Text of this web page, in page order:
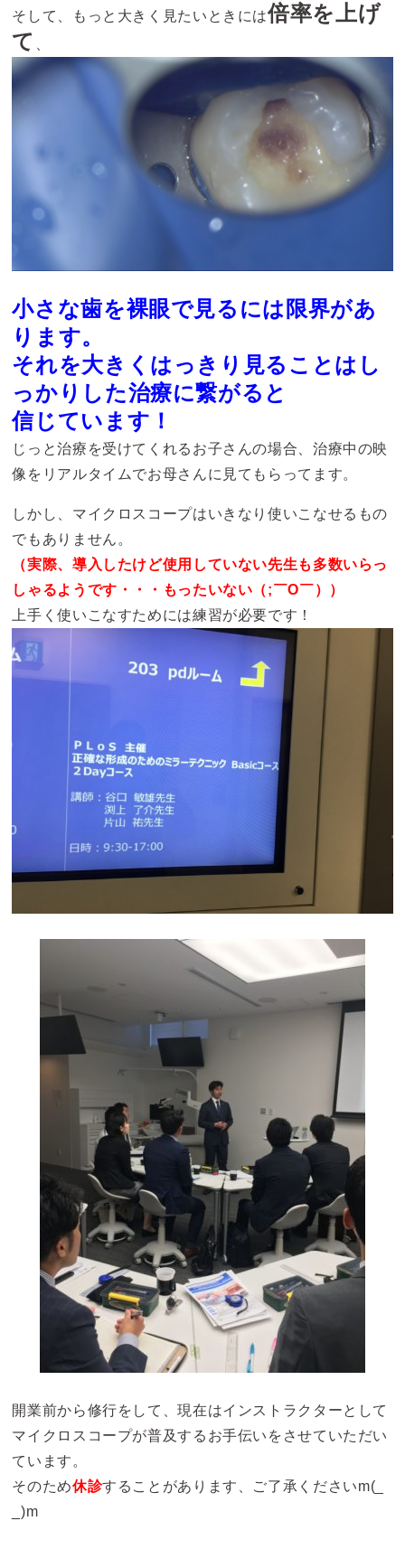
そして、もっと大きく見たいときには倍率を上げ
て
小さな歯を裸眼で見るには限界があ
ります。
それを大きくはっきり見ることはし
っかりした治療に繋がると
信じています！
じっと治療を受けてくれるお子さんの場合、治療中の映
像をリアルタイムでお母さんに見てもらってます。
しかし、マイクロスコープはいきなり使いこなせるもの
でもありません。
（実際、導入したけど使用していない先生も多数いらっ
しゃるようです・・・もったいない（;￣O￣））
上手く使いこなすためには練習が必要です！
開業前から修行をして、現在はインストラクターとして
マイクロスコープが普及するお手伝いをさせていただい
ています。
そのため休診することがあります、ご了承くださいm(_
_)m